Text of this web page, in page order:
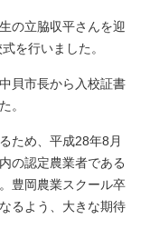
の立脇収平さんを迎
を行いました。
貝市長から入校証書
。
ため、平成28年8月
の認定農業者である
豊岡農業スクール卒
るよう、大きな期待